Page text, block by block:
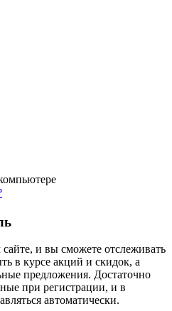
и вы сможете отслеживать
в курсе акций и скидок, а
предложения. Достаточно
при регистрации, и в
автоматически.